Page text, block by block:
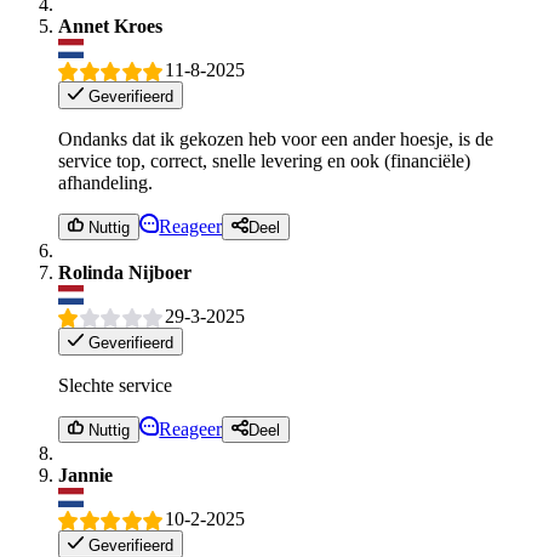
Annet Kroes
11-8-2025
Geverifieerd
Ondanks dat ik gekozen heb voor een ander hoesje, is de
service top, correct, snelle levering en ook (financiële)
afhandeling.
Nuttig Reageer Deel
Rolinda Nijboer
29-3-2025
Geverifieerd
Slechte service
Nuttig Reageer Deel
Jannie
10-2-2025
Geverifieerd